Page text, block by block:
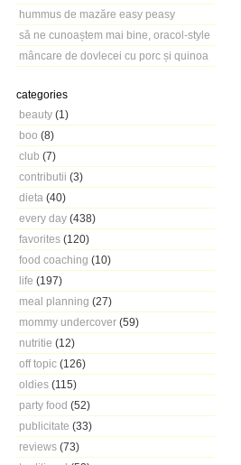
hummus de mazăre easy peasy
să ne cunoaștem mai bine, oracol-style
mâncare de dovlecei cu porc și quinoa
categories
beauty (1)
boo (8)
club (7)
contributii (3)
dieta (40)
every day (438)
favorites (120)
food coaching (10)
life (197)
meal planning (27)
mommy undercover (59)
nutritie (12)
off topic (126)
oldies (115)
party food (52)
publicitate (33)
reviews (73)